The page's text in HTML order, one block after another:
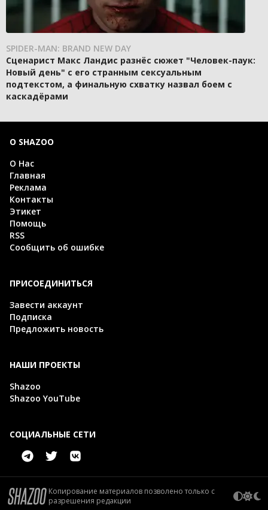
SPIDER-MAN: BRAND NEW DAY
Сценарист Макс Ландис разнёс сюжет "Человек-паук:
Новый день" с его странным сексуальным
подтекстом, а финальную схватку назвал боем с
каскадёрами
О SHAZOO
О Нас
Главная
Реклама
Контакты
Этикет
Помощь
RSS
Сообщить об ошибке
ПРИСОЕДИНИТЬСЯ
Завести аккаунт
Подписка
Предложить новость
НАШИ ПРОЕКТЫ
Shazoo
Shazoo YouTube
СОЦИАЛЬНЫЕ СЕТИ
Копирование материалов позволено только с
разрешения редакции